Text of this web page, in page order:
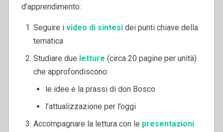
d’apprendimento:
Seguire i video di sintesidei punti chiave della
tematica
Studiare due letture (circa 20 pagine per unità)
che approfondiscono:
le idee e la prassi di don Bosco
l’attualizzazione per l’oggi
Accompagnare la lettura con le presentazioni